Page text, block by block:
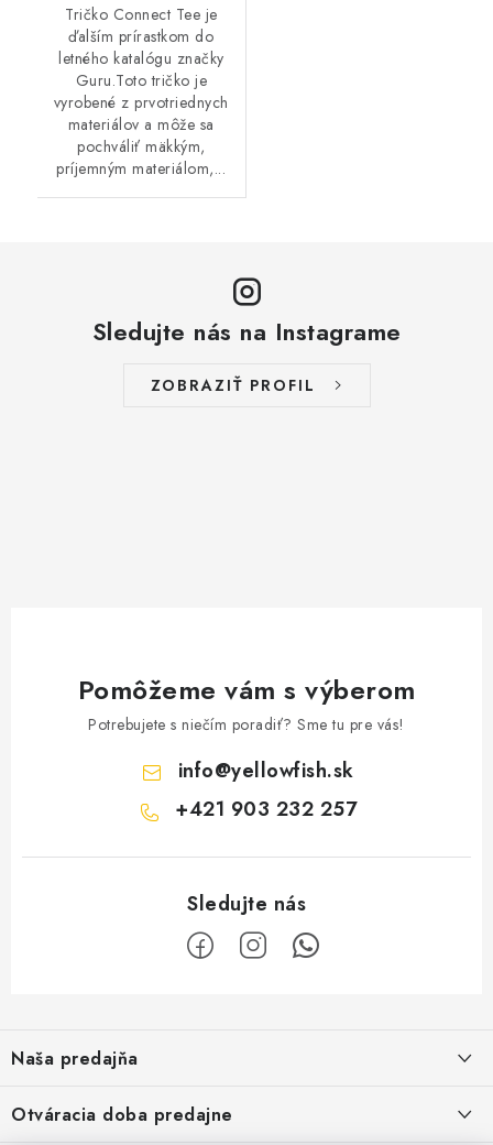
Tričko Connect Tee je
ďalším prírastkom do
letného katalógu značky
Guru.Toto tričko je
vyrobené z prvotriednych
materiálov a môže sa
pochváliť mäkkým,
príjemným materiálom,...
Sledujte nás na Instagrame
ZOBRAZIŤ PROFIL
Pomôžeme vám s výberom
Potrebujete s niečím poradiť? Sme tu pre vás!
info@yellowfish.sk
+421 903 232 257
p
ä
t
Naša predajňa
Námestie Slobody 1164/1,
Otváracia doba predajne